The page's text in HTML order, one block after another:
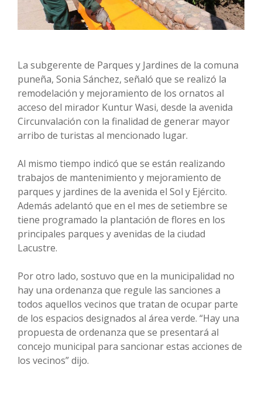
La subgerente de Parques y Jardines de la comuna
puneña, Sonia Sánchez, señaló que se realizó la
remodelación y mejoramiento de los ornatos al
acceso del mirador Kuntur Wasi, desde la avenida
Circunvalación con la finalidad de generar mayor
arribo de turistas al mencionado lugar.
Al mismo tiempo indicó que se están realizando
trabajos de mantenimiento y mejoramiento de
parques y jardines de la avenida el Sol y Ejército.
Además adelantó que en el mes de setiembre se
tiene programado la plantación de flores en los
principales parques y avenidas de la ciudad
Lacustre.
Por otro lado, sostuvo que en la municipalidad no
hay una ordenanza que regule las sanciones a
todos aquellos vecinos que tratan de ocupar parte
de los espacios designados al área verde. “Hay una
propuesta de ordenanza que se presentará al
concejo municipal para sancionar estas acciones de
los vecinos” dijo.